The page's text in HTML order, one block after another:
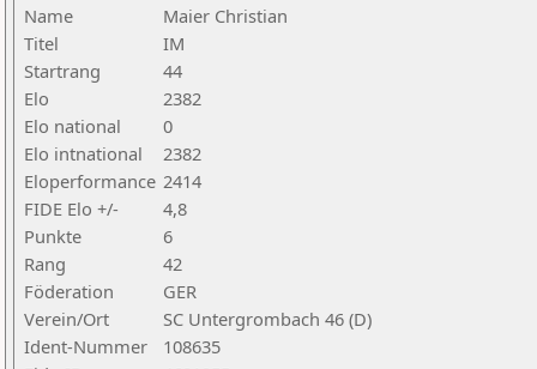
Name
Maier Christian
Titel
IM
Startrang
44
Elo
2382
Elo national
0
Elo intnational
2382
Eloperformance 2414
FIDE Elo +/-
4,8
Punkte
6
Rang
42
Föderation
GER
Verein/Ort
SC Untergrombach 46 (D)
Ident-Nummer
108635